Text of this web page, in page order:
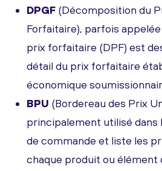
DPGF (Décomposition du
Forfaitaire), parfois
prix forfaitaire (DPF) est
détail du prix forfaitaire
économique
BPU (Bordereau des Prix
principalement utilisé dans
de commande et liste les
chaque produit ou élément